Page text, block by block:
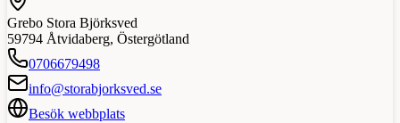
Grebo Stora Björksved
59794 Åtvidaberg, Östergötland
0706679498
info@storabjorksved.se
Besök webbplats